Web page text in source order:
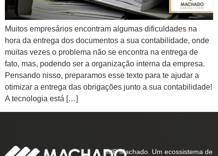
Muitos empresários encontram algumas dificuldades na
hora da entrega dos documentos a sua contabilidade, onde
muitas vezes o problema não se encontra na entrega de
fato, mas, podendo ser a organização interna da empresa.
Pensando nisso, preparamos esse texto para te ajudar a
otimizar a entrega das obrigações junto a sua contabilidade!
A tecnologia está […]
HUB Machado. Um ecossistema de